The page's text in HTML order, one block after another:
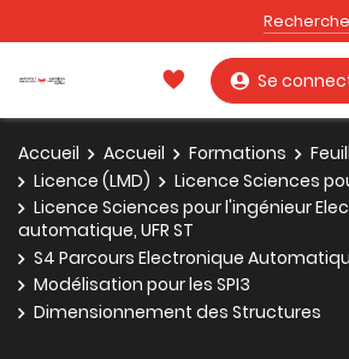
Se
Accueil Accueil Formations
Licence (LMD)
Licence Sciences
Licence Sciences pour l'ingénieur
automatique, UFR ST
S4 Parcours Electronique
Modélisation pour les SPI3
Dimensionnement des Structures